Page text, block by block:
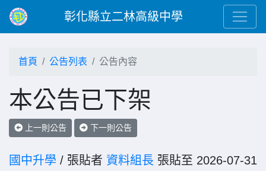
彰化縣立二林高級中學
首頁 公告列表 公告內容
本公告已下架
上一則公告 下一則公告
國中升學 / 張貼者 資料組長 張貼至 2026-07-31